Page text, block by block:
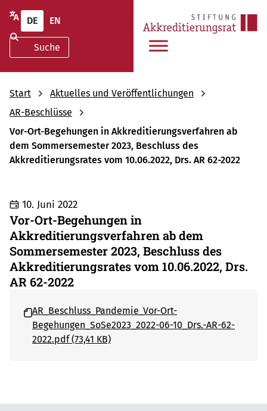
DE EN
Start
Aktuelles und Veröffentlichungen
AR-Beschlüsse
Vor-Ort-Begehungen in Akkreditierungsverfahren ab
dem Sommersemester 2023, Beschluss des
Akkreditierungsrates vom 10.06.2022, Drs. AR 62-2022
10. Juni 2022
Vor-Ort-Begehungen in
Akkreditierungsverfahren ab dem
Sommersemester 2023, Beschluss des
Akkreditierungsrates vom 10.06.2022, Drs.
AR 62-2022
AR_Beschluss_Pandemie_Vor-Ort-
Begehungen_SoSe2023_2022-06-10_Drs.-AR-62-
2022.pdf (73,41 KB)